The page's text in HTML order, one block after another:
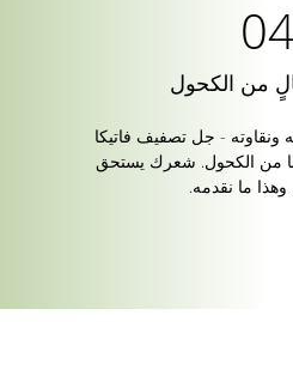
من الكحول
ونقاوته - جل تصفيف فاتيكا
من الكحول. شعرك يستحق
وهذا ما نقدمه.